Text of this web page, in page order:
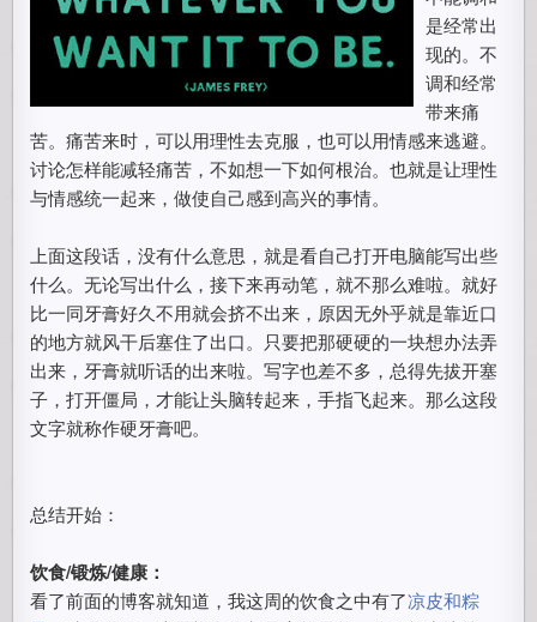
是经常出
现的。不
调和经常
带来痛
苦。痛苦来时，可以用理性去克服，也可以用情感来逃避。
讨论怎样能减轻痛苦，不如想一下如何根治。也就是让理性
与情感统一起来，做使自己感到高兴的事情。
上面这段话，没有什么意思，就是看自己打开电脑能写出些
什么。无论写出什么，接下来再动笔，就不那么难啦。就好
比一同牙膏好久不用就会挤不出来，原因无外乎就是靠近口
的地方就风干后塞住了出口。只要把那硬硬的一块想办法弄
出来，牙膏就听话的出来啦。写字也差不多，总得先拔开塞
子，打开僵局，才能让头脑转起来，手指飞起来。那么这段
文字就称作硬牙膏吧。
总结开始：
饮食/锻炼/健康：
看了前面的博客就知道，我这周的饮食之中有了凉皮和粽